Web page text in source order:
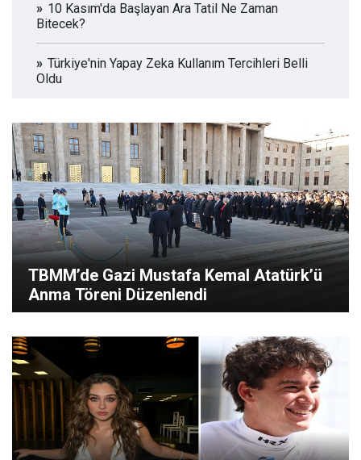
10 Kasım'da Başlayan Ara Tatil Ne Zaman
Bitecek?
Türkiye'nin Yapay Zeka Kullanım Tercihleri Belli
Oldu
TBMM’de Gazi Mustafa Kemal Atatürk’ü
Anma Töreni Düzenlendi